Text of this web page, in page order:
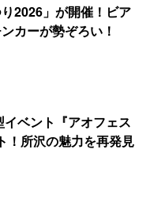
2026」が開催！ビア
カーが勢ぞろい！
ベント『アオフェス
！所沢の魅力を再発見